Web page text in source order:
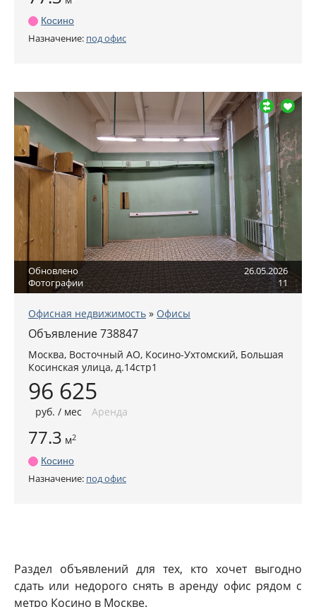
Косино
Назначение: под офис
Обновлено
26.05.2026
Фотографии
11
Офисная недвижимость » Офисы
Объявление 738847
Москва, Восточный АО, Косино-Ухтомский, Большая
Косинская улица, д.14стр1
96 625
руб. / мес Аренда
77.3 м2
Косино
Назначение: под офис
Раздел объявлений для тех, кто хочет выгодно
сдать или недорого снять в аренду офис рядом с
метро Косино в Москве.